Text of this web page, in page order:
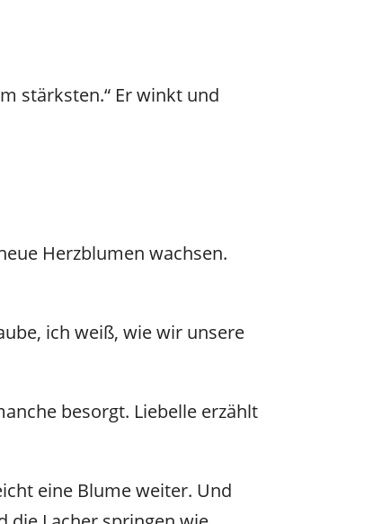
stärksten.“ Er winkt und
Herzblumen wachsen.
ich weiß, wie wir unsere
besorgt. Liebelle erzählt
eine Blume weiter. Und